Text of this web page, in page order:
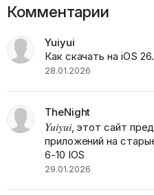
Комментарии
Yuiyui
Как скачать на iOS
28.01.2026
TheNight
Yuiyui, этот сайт
приложений на
6-10 IOS
29.01.2026